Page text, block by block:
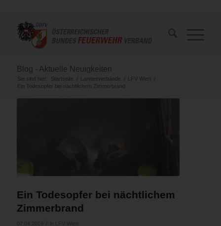
Blog - Aktuelle Neuigkeiten
Sie sind hier: Startseite / Landesverbände / LFV Wien
/
Ein Todesopfer bei nächtlichem Zimmerbrand
Ein Todesopfer bei nächtlichem
Zimmerbrand